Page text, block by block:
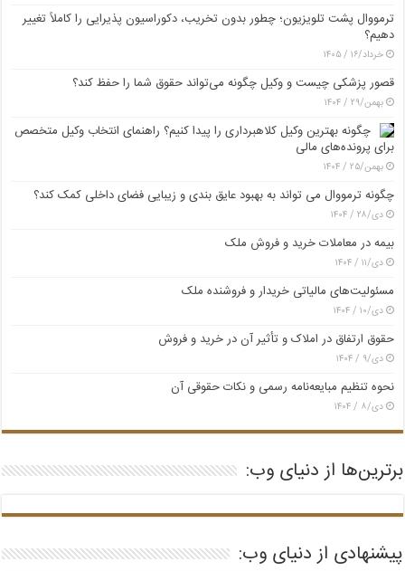
ترمووال پشت تلویزیون؛ چطور بدون تخریب، دکوراسیون پذیرایی را کاملاً تغییر
دهیم؟
خرداد/۱۶ / ۱۴۰۵
قصور پزشکی چیست و وکیل چگونه می‌تواند حقوق شما را حفظ کند؟
بهمن/۲۹ / ۱۴۰۴
چگونه بهترین وکیل کلاهبرداری را پیدا کنیم؟ راهنمای انتخاب وکیل متخصص
برای پرونده‌های مالی
بهمن/۲۵ / ۱۴۰۴
چگونه ترمووال می تواند به بهبود عایق بندی و زیبایی فضای داخلی کمک کند؟
دی/۲۸ / ۱۴۰۴
بیمه در معاملات خرید و فروش ملک
دی/۱۱ / ۱۴۰۴
مسئولیت‌های مالیاتی خریدار و فروشنده ملک
دی/۱۰ / ۱۴۰۴
حقوق ارتفاق در املاک و تأثیر آن در خرید و فروش
دی/۹ / ۱۴۰۴
نحوه تنظیم مبایعه‌نامه رسمی و نکات حقوقی آن
دی/۸ / ۱۴۰۴
برترین‌ها از دنیای وب:
پیشنهادی از دنیای وب: